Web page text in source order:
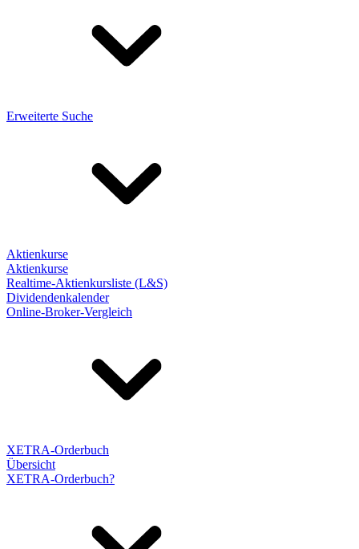
Erweiterte Suche
Aktienkurse
Aktienkurse
Realtime-Aktienkursliste (L&S)
Dividendenkalender
Online-Broker-Vergleich
XETRA-Orderbuch
Übersicht
XETRA-Orderbuch?